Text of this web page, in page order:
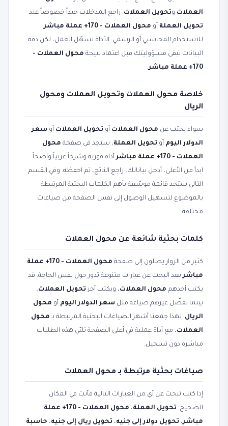
العملات وتحويل العملات. راجع المدخلات جيداً خصوصاً عند
تحويل العملة أو محول العملات - 170+ عملة مباشر
للاستخدام المحاسبي أو الرسمي. الأداة تسهّل العمل، لكن دقة
البيانات تبقى مسؤوليتك قبل اعتماد نتيجة محول العملات -
170+ عملة مباشر
.
خلاصة محول العملات وتحويل العملات ومحول
الريال
سواء بحثت عن محول العملات أو تحويل العملات أو سعر
الدولار اليوم أو تحويل العملة، ستجد في صفحة محول
العملات - 170+ عملة مباشر
أداة فورية وشرحاً عربياً واضحاً.
ابدأ من الأعلى، أدخل بياناتك، راجع الناتج، ثم احفظه. وفي القسم
التالي ستجد قائمة موسّعة بأهم الكلمات البحثية المرتبطة
بالموضوع لتسهيل الوصول إلى نفس الصفحة من صياغات
مختلفة.
كلمات بحثية شائعة عن محول العملات
كثير من الزوار يصلون إلى صفحة
محول العملات - 170+ عملة
مباشربعد البحث عن عبارات متنوعة تدور حول نفس الحاجة. قد
يكتب أحدهم محول العملات، ويكتب آخر تحويل العملات،
بينما يفضّل غيرهم صياغة مثل سعر الدولار اليوم أو محول
الريال. لهذا جمعنا أشهر الصياغات البحثية المرتبطة بـ محول
العملات، مع أداة عملية في أعلى الصفحة تلبّي هذه الطلبات
مباشرة دون تسجيل.
صياغات بحثية مرتبطة بـ محول العملات
إذا كنت تبحث عن أي من العبارات التالية فأنت في المكان
الصحيح: تحويل العملة،
محول العملات - 170+ عملة
مباشر، تحويل دولار إلى جنيه، تحويل ريال إلى جنيه، حاسبة